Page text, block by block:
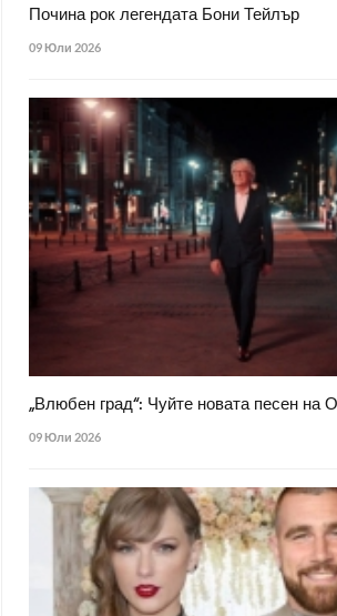
Почина рок легендата Бони Тейлър
09 Юли 2026
„Влюбен град“: Чуйте новата песен на
09 Юли 2026